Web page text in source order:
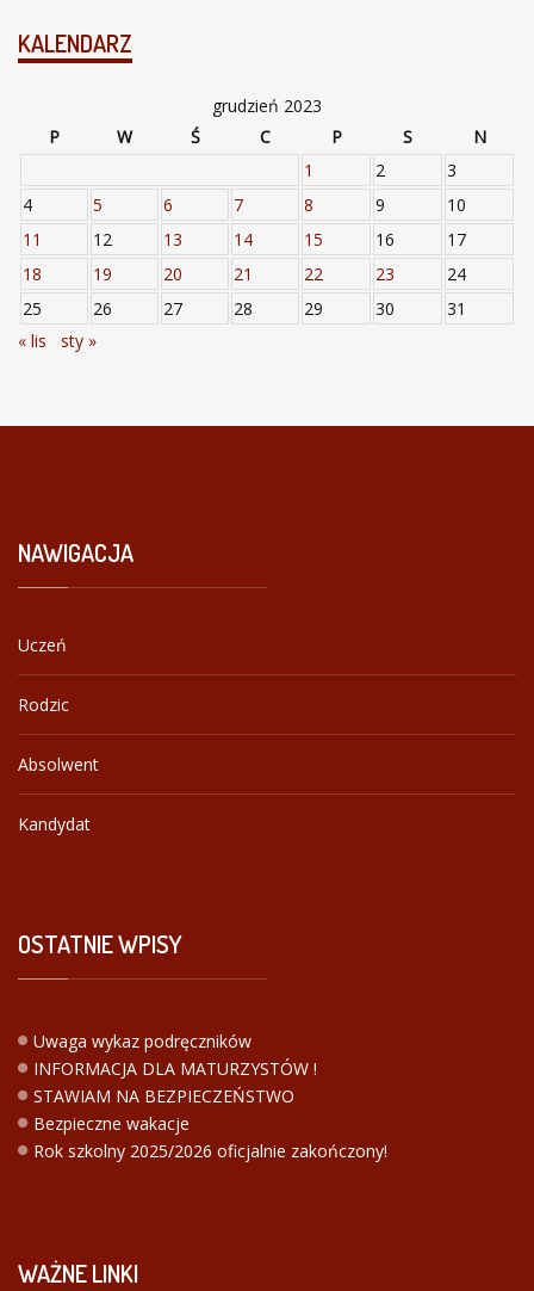
KALENDARZ
grudzień 2023
P
W Ś C P S
N
1
2
3
4
5 6 7 8 9
10
11
12 13 14 15 16
17
18
19 20 21 22 23
24
25
26 27 28 29 30
31
« lis
sty »
NAWIGACJA
Uczeń
Rodzic
Absolwent
Kandydat
OSTATNIEWPISY
Uwaga wykaz podręczników
INFORMACJA DLA MATURZYSTÓW !
STAWIAM NA BEZPIECZEŃSTWO
Bezpieczne wakacje
Rok szkolny 2025/2026 oficjalnie zakończony!
WAŻNELINKI